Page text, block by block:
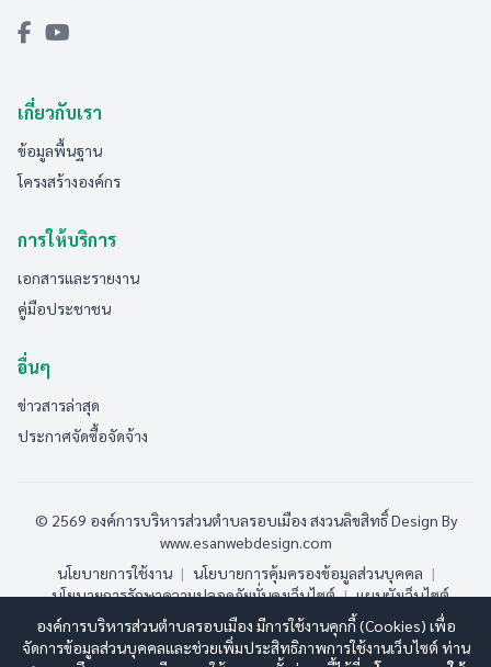
เกี่ยวกับเรา
ข้อมูลพื้นฐาน
โครงสร้างองค์กร
การให้บริการ
เอกสารและรายงาน
คู่มือประชาชน
อื่นๆ
ข่าวสารล่าสุด
ประกาศจัดซื้อจัดจ้าง
© 2569 องค์การบริหารส่วนตำบลรอบเมือง สงวนลิขสิทธิ์Design By
www.esanwebdesign.com
นโยบายการใช้งาน | นโยบายการคุ้มครองข้อมูลส่วนบุคคล |
นโยบายการรักษาความปลอดภัยมั่นคงเว็บไซต์ | แผนผังเว็บไซต์
ออนไลน์: 5 ทั้งหมด:171 (ดูสถิติทั้งหมด)
องค์การบริหารส่วนตำบลรอบเมือง มีการใช้งานคุกกี้ (Cookies) เพื่อ
จัดการข้อมูลส่วนบุคคลและช่วยเพิ่มประสิทธิภาพการใช้งานเว็บไซต์ ท่าน